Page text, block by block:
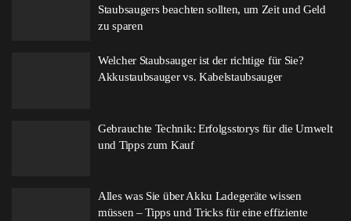
Staubsaugers beachten sollten, um Zeit und Geld
zu sparen
Welcher Staubsauger ist der richtige für Sie?
Akkustaubsauger vs. Kabelstaubsauger
Gebrauchte Technik: Erfolgsstorys für die Umwelt
und Tipps zum Kauf
Alles was Sie über Akku Ladegeräte wissen
müssen – Tipps und Tricks für eine effiziente